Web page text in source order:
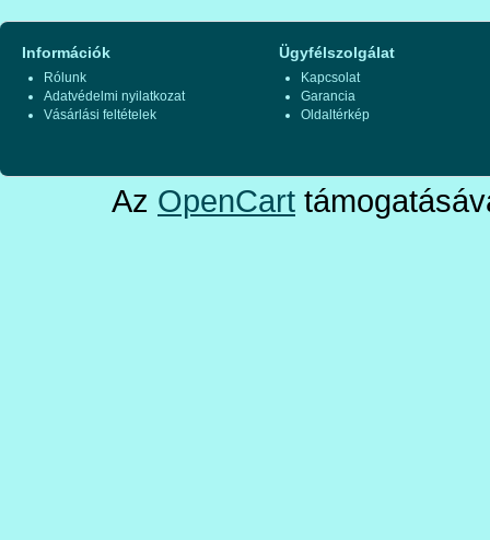
Információk
Rólunk
Adatvédelmi nyilatkozat
Vásárlási feltételek
Ügyfélszolgálat
Kapcsolat
Garancia
Oldaltérkép
Az OpenCart